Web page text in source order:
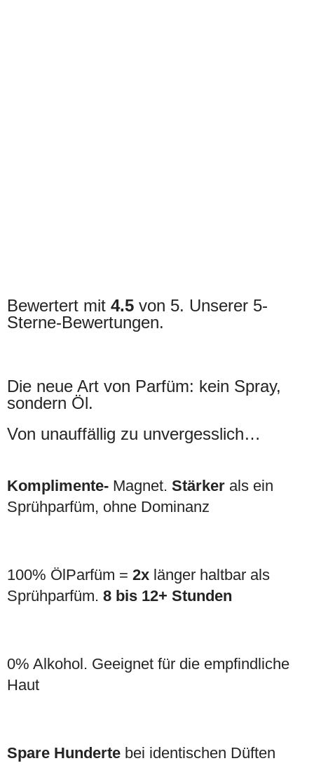
Bewertert mit 4.5 von 5. Unserer 5-
Sterne-Bewertungen.
Die neue Art von Parfüm: kein Spray,
sondern Öl.
Von unauffällig zu unvergesslich…
Komplimente- Magnet. Stärker als ein
Sprühparfüm, ohne Dominanz
100% ÖlParfüm = 2x länger haltbar als
Sprühparfüm. 8 bis 12+ Stunden
0% Alkohol. Geeignet für die empfindliche
Haut
Spare Hunderte bei identischen Düften